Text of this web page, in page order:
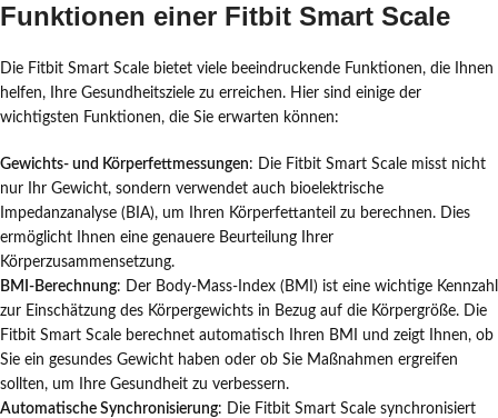
Funktionen einer Fitbit Smart Scale
Die Fitbit Smart Scale bietet viele beeindruckende Funktionen, die Ihnen
helfen, Ihre Gesundheitsziele zu erreichen. Hier sind einige der
wichtigsten Funktionen, die Sie erwarten können:
Gewichts- und Körperfettmessungen: Die Fitbit Smart Scale misst nicht
nur Ihr Gewicht, sondern verwendet auch bioelektrische
Impedanzanalyse (BIA), um Ihren Körperfettanteil zu berechnen. Dies
ermöglicht Ihnen eine genauere Beurteilung Ihrer
Körperzusammensetzung.
BMI-Berechnung: Der Body-Mass-Index (BMI) ist eine wichtige Kennzahl
zur Einschätzung des Körpergewichts in Bezug auf die Körpergröße. Die
Fitbit Smart Scale berechnet automatisch Ihren BMI und zeigt Ihnen, ob
Sie ein gesundes Gewicht haben oder ob Sie Maßnahmen ergreifen
sollten, um Ihre Gesundheit zu verbessern.
Automatische Synchronisierung: Die Fitbit Smart Scale synchronisiert